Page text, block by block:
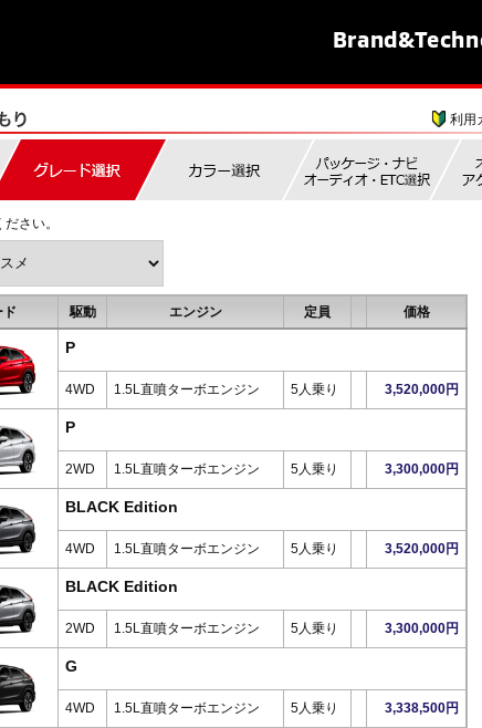
Brand&
利用
さい。
ド 駆動 エンジン 定員 価格
P
4WD 1.5L直噴ターボエンジン 5人乗り 3,520,000円
P
2WD 1.5L直噴ターボエンジン 5人乗り 3,300,000円
BLACK Edition
4WD 1.5L直噴ターボエンジン 5人乗り 3,520,000円
BLACK Edition
2WD 1.5L直噴ターボエンジン 5人乗り 3,300,000円
G
4WD 1.5L直噴ターボエンジン 5人乗り 3,338,500円